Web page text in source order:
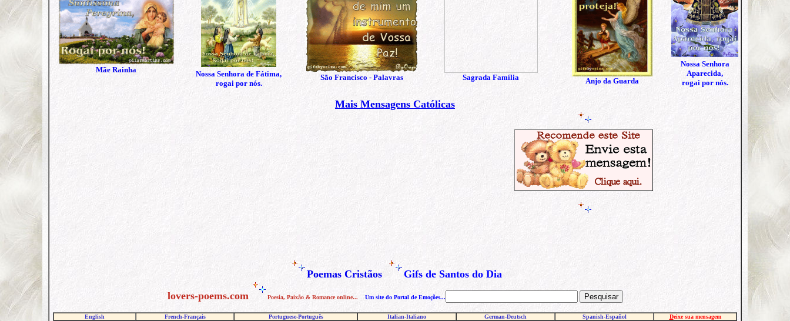
Mãe Rainha
Nossa Senhora de Fátima,
rogai por nós.
São Francisco - Palavras Sagrada Família Anjo da Guarda
Nossa Senhora
Aparecida,
rogai por nós.
Mais Mensagens Católicas
Poemas Cristãos
Gifs de Santos do Dia
lovers-poems.com
Poesia, Paixão & Romance online... Um site do Portal de Emoções...
English French-Français Portuguese-Português Italian-Italiano German-Deutsch Spanish-Español Deixe sua mensagem